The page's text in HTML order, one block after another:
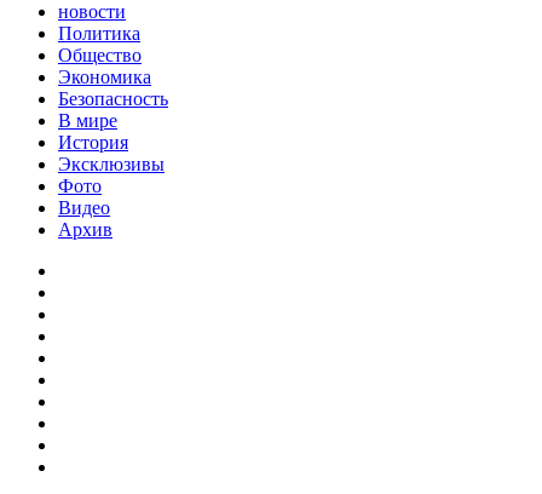
новости
Политика
Общество
Экономика
Безопасность
В мире
История
Эксклюзивы
Фото
Видео
Архив